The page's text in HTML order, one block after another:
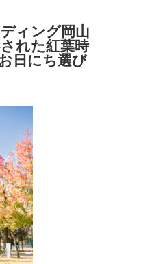
ィング岡山
れた紅葉時
日にち選び